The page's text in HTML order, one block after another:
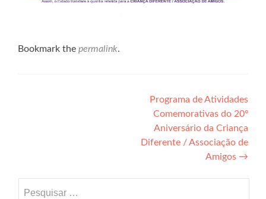
Bookmark the permalink.
Programa de Atividades
Comemorativas do 20º
Aniversário da Criança
Diferente / Associação de
Amigos →